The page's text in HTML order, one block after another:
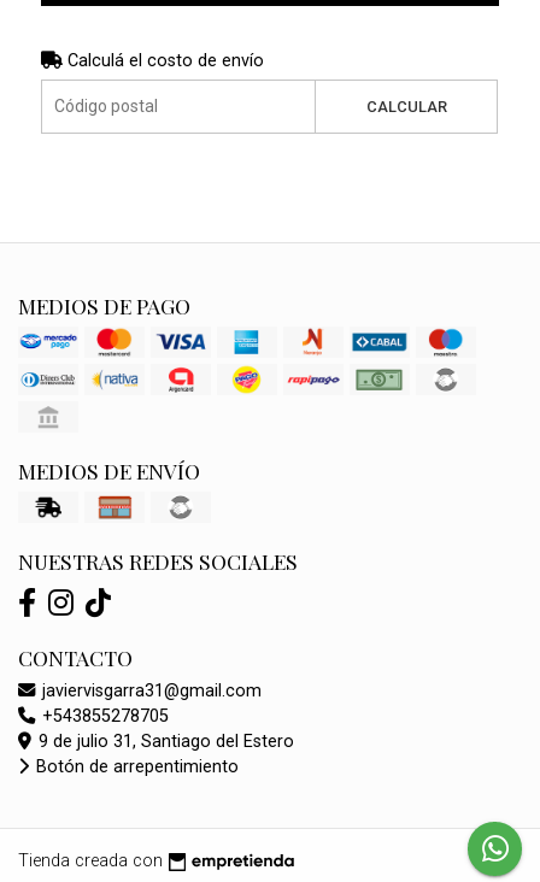
Calculá el costo de envío
CALCULAR
MEDIOS DE PAGO
MEDIOS DE ENVÍO
NUESTRAS REDES SOCIALES
CONTACTO
javiervisgarra31@gmail.com
+543855278705
9 de julio 31, Santiago del Estero
Botón de arrepentimiento
Tienda creada con